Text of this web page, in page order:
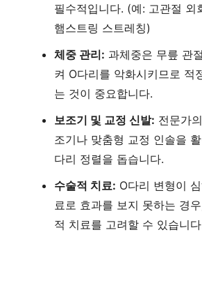
필수적입니다. (예: 고관절 외
햄스트링 스트레칭)
체중 관리: 과체중은 무릎 관
켜 O다리를 악화시키므로 적
는 것이 중요합니다.
보조기 및 교정 신발: 전문가
조기나 맞춤형 교정 인솔을
다리 정렬을 돕습니다.
수술적 치료: O다리 변형이
료로 효과를 보지 못하는 경
적 치료를 고려할 수 있습니